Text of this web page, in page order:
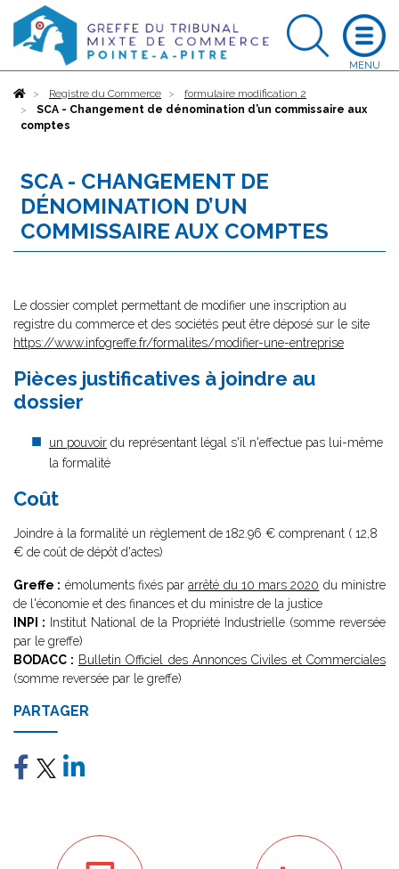
AccueilRegistre du Commerce
formulaire modification 2
SCA - Changement de dénomination d’un commissaire aux
comptes
SCA - CHANGEMENT DE
DÉNOMINATION D’UN
COMMISSAIRE AUX COMPTES
Le dossier complet permettant de modifier une inscription au
registre du commerce et des sociétés peut être déposé sur le site
https://www.infogreffe.fr/formalites/modifier-une-entreprise
Pièces justificatives à joindre au
dossier
un pouvoir du représentant légal s'il n'effectue pas lui-même
la formalité
Coût
Joindre à la formalité un règlement de182.96 € comprenant ( 12,8
€ de coût de dépôt d'actes)
Greffe : émoluments fixés pararrêté du 10 mars 2020 du ministre
de l'économie et des finances et du ministre de la justice
INPI : Institut National de la Propriété Industrielle (somme reversée
par le greffe)
BODACC : Bulletin Officiel des Annonces Civiles et Commerciales
(somme reversée par le greffe)
PARTAGER